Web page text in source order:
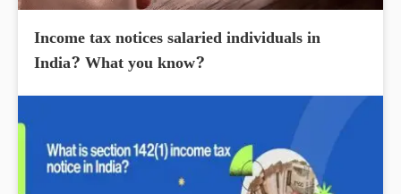
Income tax notices salaried individuals in
India? What you know?